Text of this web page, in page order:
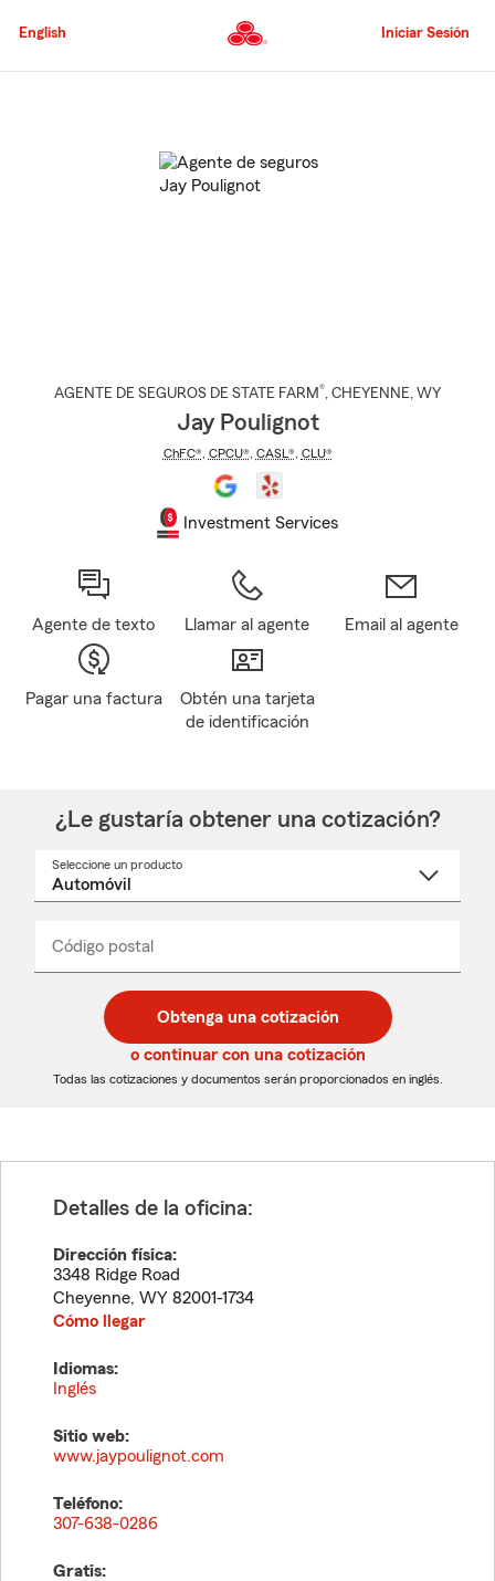
al
principal
English Iniciar Sesión
AGENTE DE SEGUROS DE STATE FARM®, CHEYENNE, WY
Jay Poulignot
ChFC®, CPCU®, CASL®, CLU®
Investment Services
Agente de texto Llamar al agente Email al agente
Pagar una factura
Obtén una tarjeta
de identificación
¿Le gustaría obtener una cotización?
Seleccione un producto
desplegable
Código postal
de
5
dígitos
de
5
dígitos
_____
Obtenga una cotización
o continuar con una cotización
Todas las cotizaciones y documentos serán proporcionados en inglés.
Detalles de la oficina:
Dirección física:
3348 Ridge Road
Cheyenne, WY 82001-1734
Cómo llegar
Idiomas:
Inglés
Sitio web:
www.jaypoulignot.com
Teléfono:
307-638-0286
Gratis: